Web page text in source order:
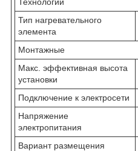
Тип нагревательного
элемента
Монтажные
Макс. эффективная высота
установки
Подключение к электросети
Напряжение
электропитания
Вариант размещения